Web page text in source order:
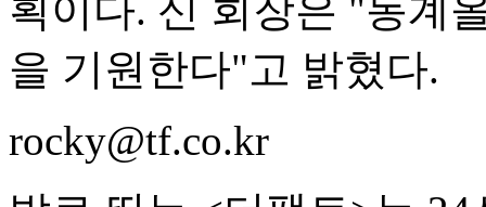
획이다. 신 회장은 "동계
을 기원한다"고 밝혔다.
rocky@tf.co.kr